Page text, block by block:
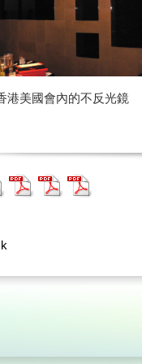
港美國會內的不反光鏡